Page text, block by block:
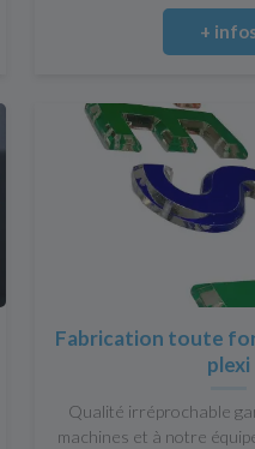
+
Fabrication toute
plexi
Qualité irréprochable
machines et à notre